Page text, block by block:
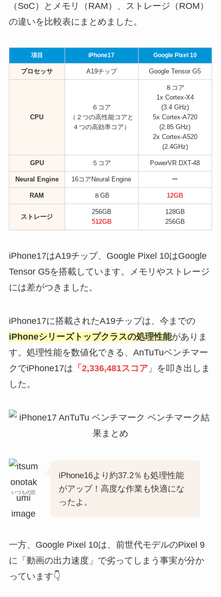
（SoC）とメモリ（RAM）、ストレージ（ROM）
の違いを比較表にまとめました。
項目 iPhone17 Google Pixel 10
プロセッサ A19チップ Google Tensor G5
CPU
６コア
（２つの高性能コアと
４つの高効率コア）
８コア
1x Cortex-X4
(3.4 GHz)
5x Cortex-A720
(2.85 GHz)
2x Cortex-A520
(2.4GHz)
GPU ５コア PowerVR DXT-48
Neural Engine 16コアNeural Engine ー
RAM ８GB 12GB
ストレージ
256GB
512GB
128GB
256GB
iPhone17はA19チップ、Google Pixel 10はGoogle
Tensor G5を搭載しています。メモリやストレージ
には差がつきました。
iPhone17に搭載されたA19チップは、今までの
iPhoneシリーズトップクラスの処理性能がありま
す。処理性能を数値化できる、AnTuTuベンチマー
クでiPhone17は 「2,336,481スコア」を叩き出しま
した。
いつもの匠
iPhone16より約37.2％も処理性能
がアップ！高度な作業も快適にな
ったよ。
一方、Google Pixel 10は、前世代モデルのPixel 9
に「動画の出力速度」で劣ってしまう事実が分か
っています👇️